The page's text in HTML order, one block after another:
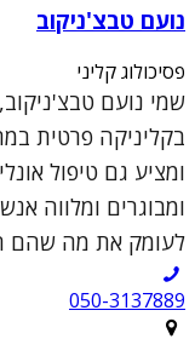
נועם טבצ'ניקוב
פסיכולוג קליני
שמי נועם
בקליניקה פרטית
ומציע גם טיפול
ומבוגרים ומלווה
לעומק את מה שהם
050-3137889